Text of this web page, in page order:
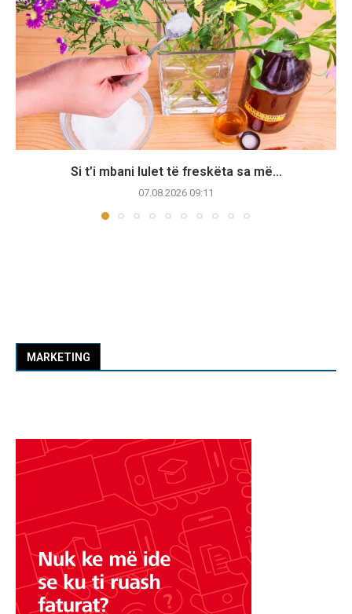
Si t’i mbani lulet të freskëta sa më...
07.08.2026 09:11
MARKETING